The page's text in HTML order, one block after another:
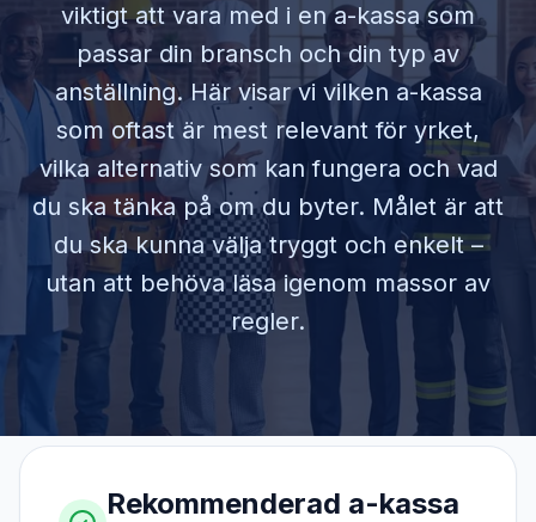
viktigt att vara med i en a-kassa som
passar din bransch och din typ av
anställning. Här visar vi vilken a-kassa
som oftast är mest relevant för yrket,
vilka alternativ som kan fungera och vad
du ska tänka på om du byter. Målet är att
du ska kunna välja tryggt och enkelt –
utan att behöva läsa igenom massor av
regler.
Rekommenderad a-kassa